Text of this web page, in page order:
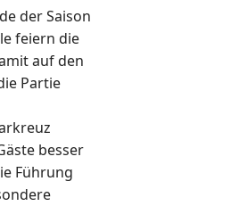
der Saison
feiern die
auf den
Partie
besser
Führung